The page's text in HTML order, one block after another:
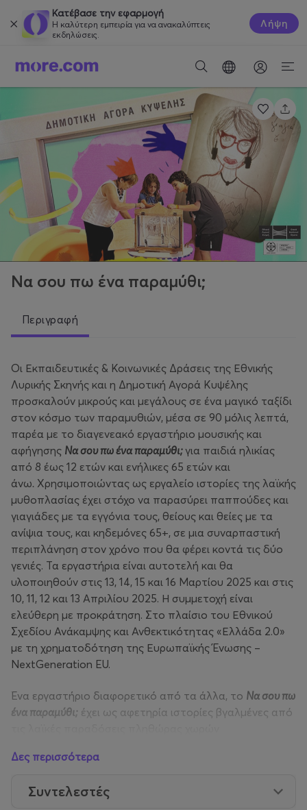
Κατέβασε την εφαρμογή
Η καλύτερη εμπειρία για να ανακαλύπτεις
εκδηλώσεις.
Λήψη
Να σου πω ένα παραμύθι;
Περιγραφή
Οι Εκπαιδευτικές & Κοινωνικές Δράσεις της Εθνικής
Λυρικής Σκηνής και η Δημοτική Αγορά Κυψέλης
προσκαλούν μικρούς και μεγάλους σε ένα μαγικό ταξίδι
στον κόσμο των παραμυθιών, μέσα σε 90 μόλις λεπτά,
παρέα με το διαγενεακό εργαστήριο μουσικής και
αφήγησης Να σου πω ένα παραμύθι;για παιδιά ηλικίας
από 8 έως 12 ετών και ενήλικες 65 ετών και
άνω. Χρησιμοποιώντας ως εργαλείο ιστορίες της λαϊκής
μυθοπλασίας έχει στόχο να παρασύρει παππούδες και
γιαγιάδες με τα εγγόνια τους, θείους και θείες με τα
ανίψια τους, και κηδεμόνες 65+, σε μια συναρπαστική
περιπλάνηση στον χρόνο που θα φέρει κοντά τις δύο
γενιές. Τα εργαστήρια είναι αυτοτελή και θα
υλοποιηθούν στις 13, 14, 15 και 16 Μαρτίου 2025 και στις
10, 11, 12 και 13 Απριλίου 2025. Η συμμετοχή είναι
ελεύθερη με προκράτηση. Στο πλαίσιο του Εθνικού
Σχεδίου Ανάκαμψης και Ανθεκτικότητας «Ελλάδα 2.0»
με τη χρηματοδότηση της Ευρωπαϊκής Ένωσης –
NextGeneration EU.
Ένα εργαστήριο διαφορετικό από τα άλλα, το Να σου πω
ένα παραμύθι; έχει ως αφετηρία ιστορίες βγαλμένες από
συνδέσει το χθες με το σήμερα, αλλά και το
θα μεταφερθούν σε έναν κόσμο όπου πρωταγωνιστούν
Δες περισσότερα
Συντελεστές